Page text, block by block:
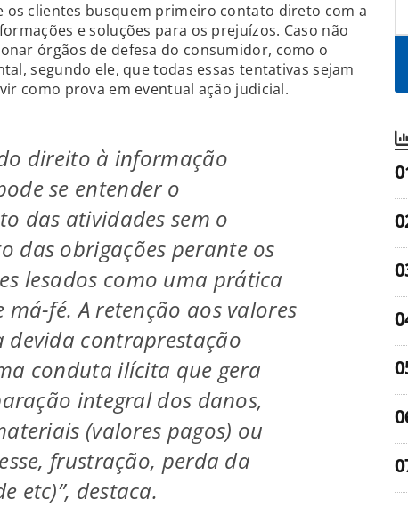
os clientes busquem primeiro contato direto com a
e soluções para os prejuízos. Caso não
órgãos de defesa do consumidor, como o
segundo ele, que todas essas tentativas sejam
como prova em eventual ação judicial.
direito à informação
se entender o
das atividades sem o
das obrigações perante os
lesados como uma prática
má-fé. A retenção aos valores
devida contraprestação
conduta ilícita que gera
integral dos danos,
(valores pagos) ou
frustração, perda da
etc)”, destaca.